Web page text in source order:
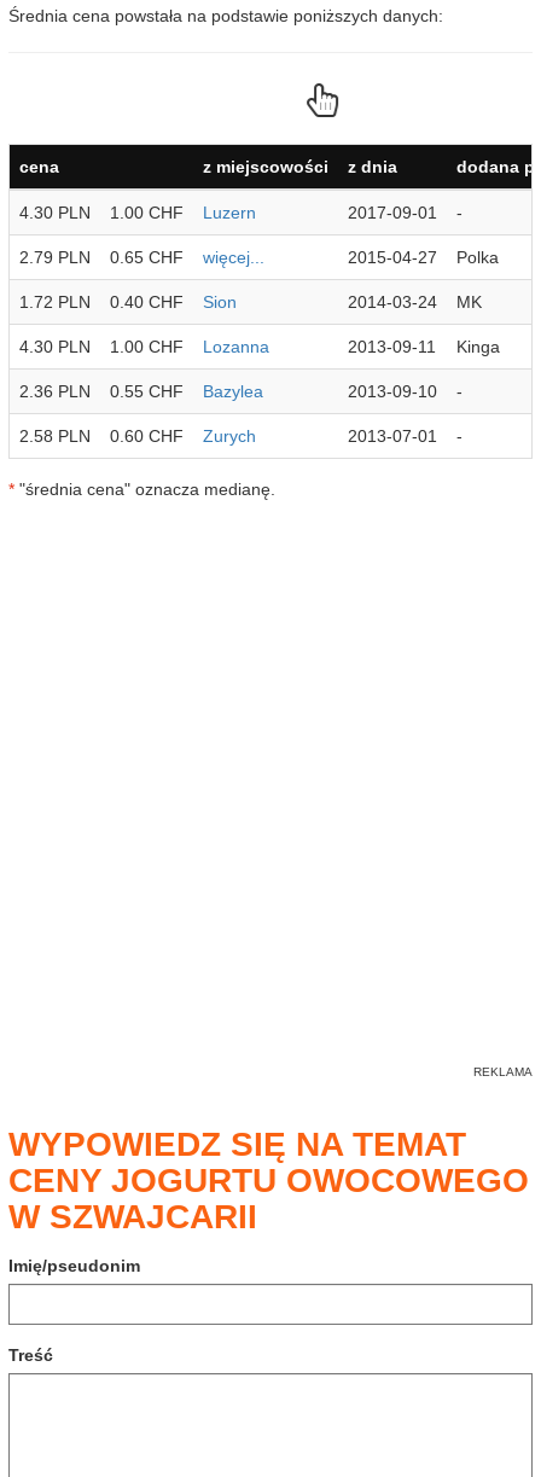
Średnia cena powstała na podstawie poniższych danych:
cena z miejscowości z dnia dodana
4.30 PLN 1.00 CHF Luzern 2017-09-01 -
2.79 PLN 0.65 CHF więcej... 2015-04-27 Polka
1.72 PLN 0.40 CHF Sion 2014-03-24 MK
4.30 PLN 1.00 CHF Lozanna 2013-09-11 Kinga
2.36 PLN 0.55 CHF Bazylea 2013-09-10 -
2.58 PLN 0.60 CHF Zurych 2013-07-01 -
* "średnia cena" oznacza medianę.
WYPOWIEDZ SIĘ NA TEMAT
CENY JOGURTU OWOCOWEGO
W SZWAJCARII
Imię/pseudonim
Treść